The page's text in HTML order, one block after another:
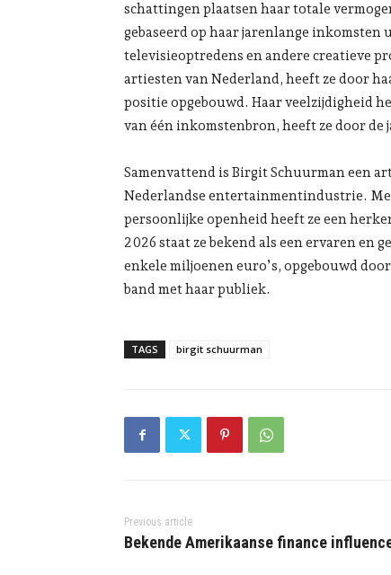
schattingen plaatsen haar totale
gebaseerd op haar jarenlange
televisieoptredens en andere creatieve
artiesten van Nederland, heeft ze door
positie opgebouwd. Haar veelzijdigheid
van één inkomstenbron, heeft ze door de
Samenvattend is Birgit Schuurman een
Nederlandse entertainmentindustrie.
persoonlijke openheid heeft ze een
2026 staat ze bekend als een ervaren en
enkele miljoenen euro’s, opgebouwd
band met haar publiek.
TAGS birgit schuurman
Previous article
Bekende Amerikaanse finance